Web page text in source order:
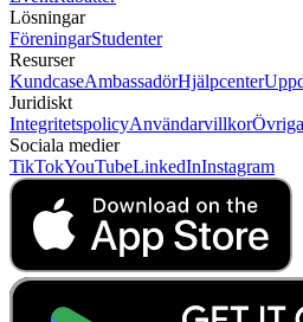
Lösningar
FöreningarStudenter
Resurser
KundcaseAmbassadörHjälpcenter
Juridiskt
IntegritetspolicyAnvändarvillkor
Sociala medier
TikTokYouTubeLinkedInInstagram